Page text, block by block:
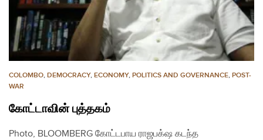
COLOMBO, DEMOCRACY, ECONOMY, POLITICS AND GOVERNANCE, POST-
WAR
கோட்டாவின் புத்தகம்
Photo, BLOOMBERG கோட்டபாய ராஜபக்‌ஷ கடந்த